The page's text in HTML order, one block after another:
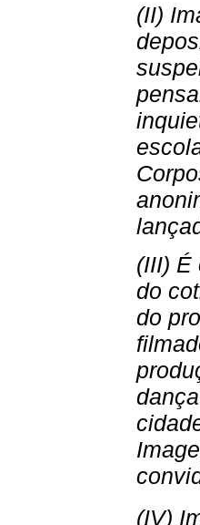
(II)
(III) É
do
do
(IV)